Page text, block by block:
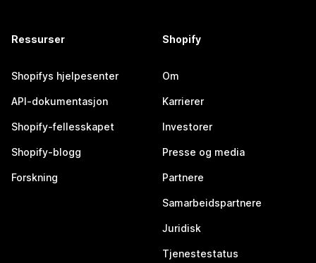
Ressurser
Shopifys hjelpesenter
API-dokumentasjon
Shopify-fellesskapet
Shopify-blogg
Forskning
Shopify
Om
Karrierer
Investorer
Presse og media
Partnere
Samarbeidspartnere
Juridisk
Tjenestestatus